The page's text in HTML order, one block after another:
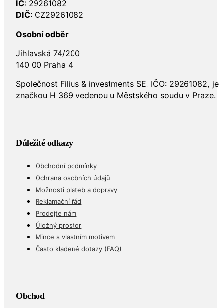
IČ: 29261082
DIČ: CZ29261082
Osobní odběr
Jihlavská 74/200
140 00 Praha 4
Společnost Filius & investments SE, IČO: 29261082,
značkou H 369 vedenou u Městského soudu v Praze.
Důležité odkazy
Obchodní podmínky
Ochrana osobních údajů
Možnosti plateb a dopravy
Reklamační řád
Prodejte nám
Úložný prostor
Mince s vlastním motivem
Často kladené dotazy (FAQ)
Obchod